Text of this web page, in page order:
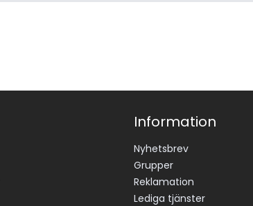
Information
Nyhetsbrev
Grupper
Reklamation
Lediga tjänster